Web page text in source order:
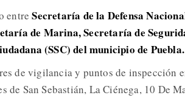
entreSecretaría de la Defensa
de Marina, Secretaría de
(SSC) del municipio de Puebla.
de vigilancia y puntos de inspección
de San Sebastián, La Ciénega, 10 De